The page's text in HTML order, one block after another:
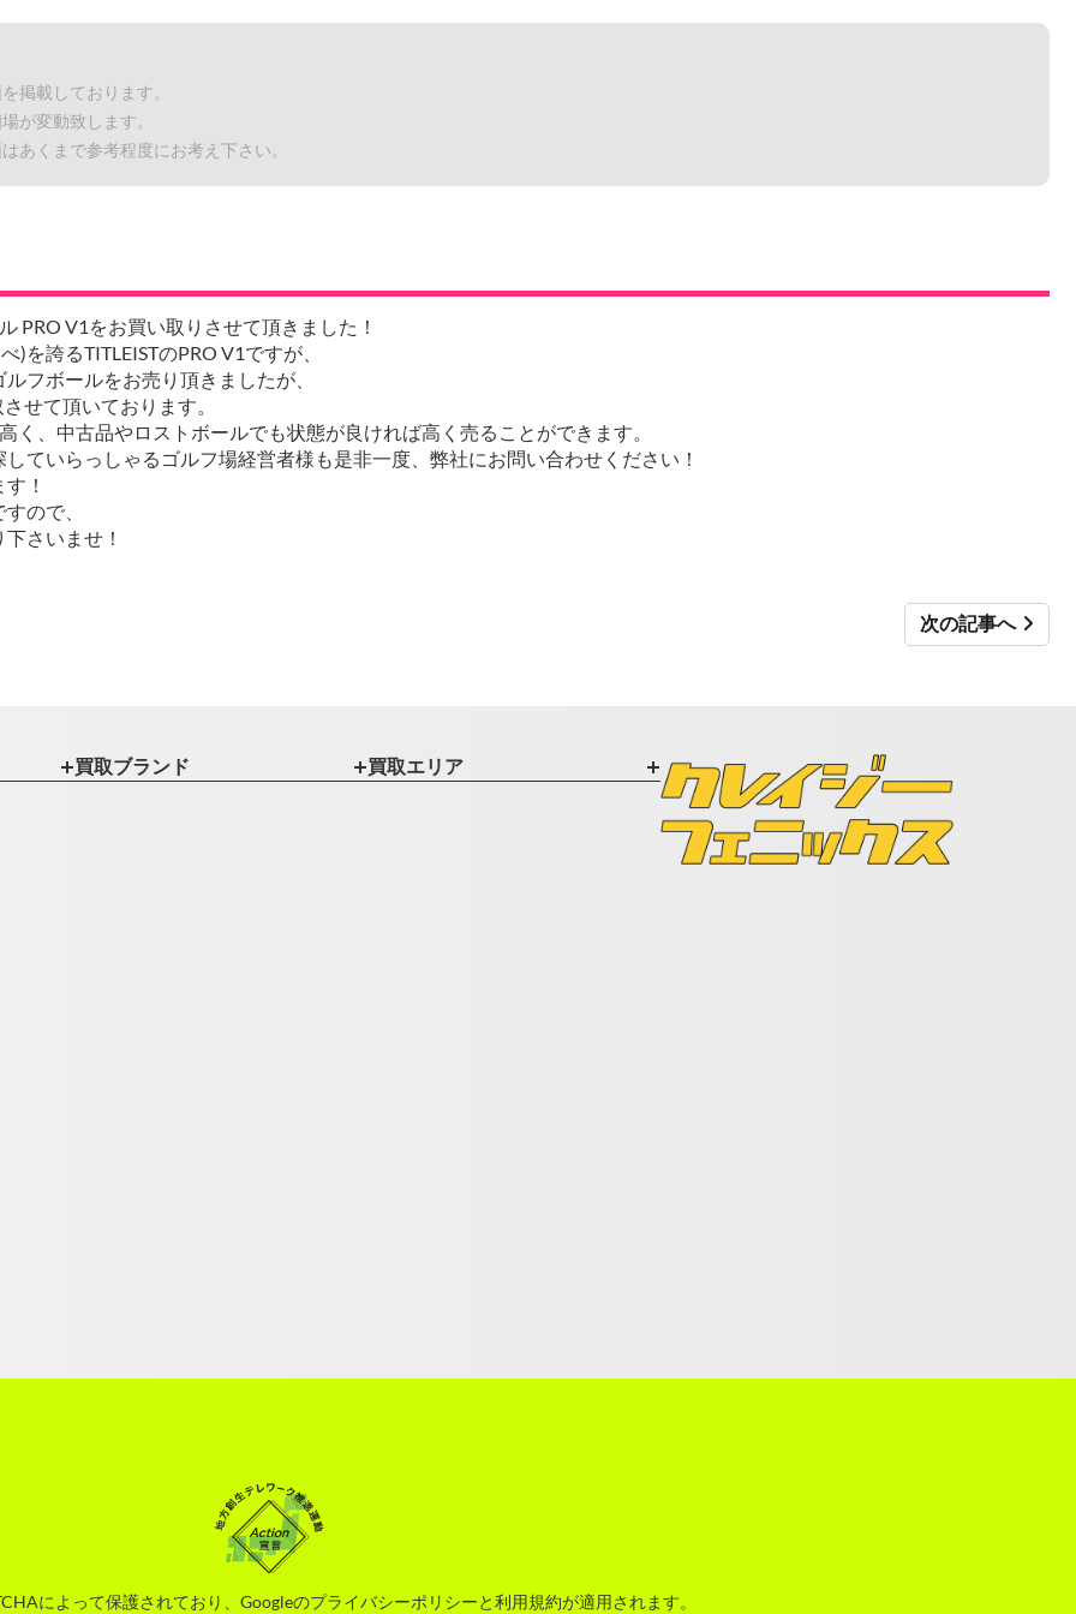
掲載しております。
が変動致します。
あくまで参考程度にお考え下さい。
PRO V1をお買い取りさせて頂きました！
を誇るTITLEISTのPRO V1ですが、
フボールをお売り頂きましたが、
せて頂いております。
、中古品やロストボールでも状態が良ければ高く売ることができます。
ていらっしゃるゴルフ場経営者様も是非一度、弊社にお問い合わせください！
！
ので、
さいませ！
次の記事へ
買取ブランド 買取エリア
によって保護されており、Googleのプライバシーポリシーと利用規約が適用されます。